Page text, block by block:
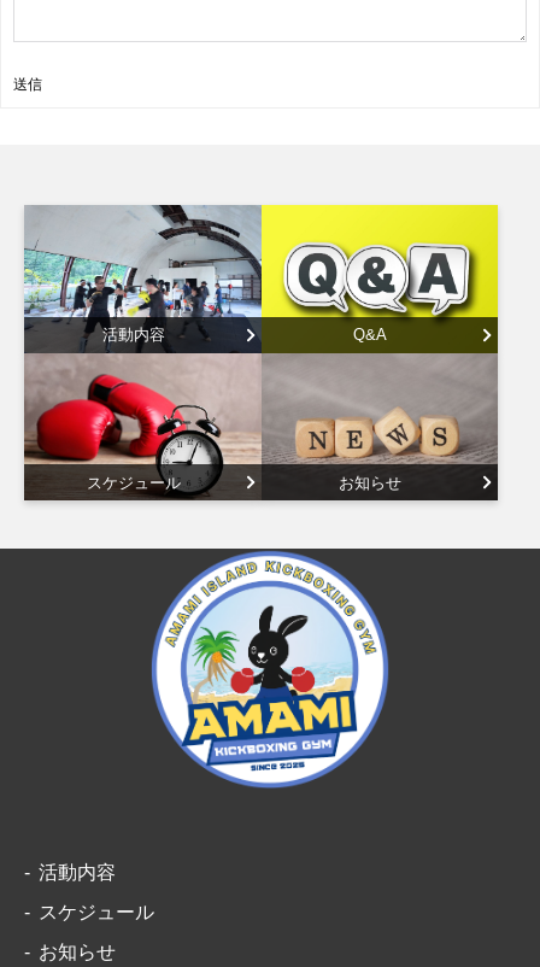
送信
活動内容 Q&A
スケジュール お知らせ
活動内容
スケジュール
お知らせ